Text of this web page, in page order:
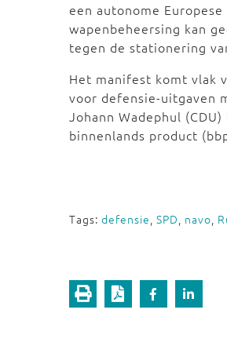
een autonome
wapenbeheersing kan
tegen de stationering
Het manifest komt vlak
voor defensie-uitgaven
Johann Wadephul
binnenlands product
Tags: defensie, SPD, navo,